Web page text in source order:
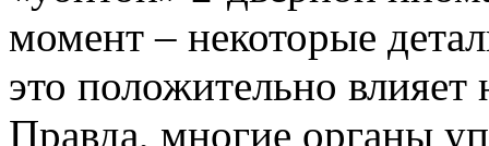
момент – некоторые
это положительно влияет
Правда, многие органы